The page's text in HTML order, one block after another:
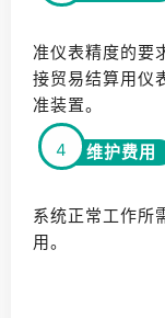
准仪表精度的要
接贸易结算用仪
准装置。
4
维护费用
系统正常工作所
用。